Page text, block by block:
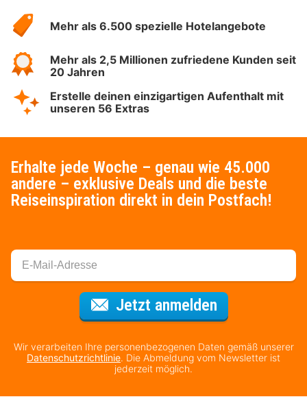
Hotelspecials
Mehr als 6.500 spezielle Hotelangebote
Mehr als 2,5 Millionen zufriedene Kunden seit
20 Jahren
Erstelle deinen einzigartigen Aufenthalt mit
unseren 56 Extras
Erhalte jede Woche – genau wie 45.000
andere – exklusive Deals und die beste
Reiseinspiration direkt in dein Postfach!
Jetzt anmeldenFür den
Wir verarbeiten Ihre personenbezogenen Daten gemäß unserer
Datenschutzrichtlinie. Die Abmeldung vom Newsletter ist
jederzeit möglich.